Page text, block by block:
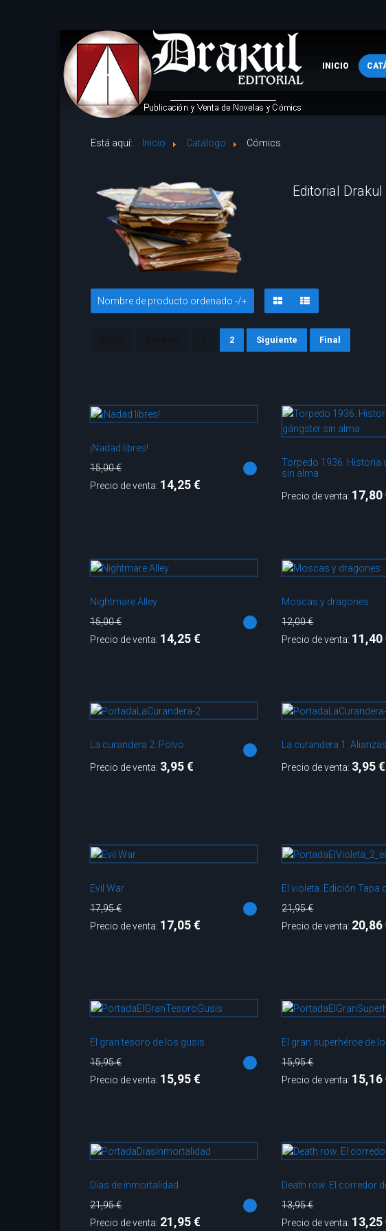
INICIO
Está aquí: Inicio Catálogo Cómics
Editorial Drakul
Nombre de producto ordenado -/+
2 Siguiente Final
¡Nadad libres!
15,00 €
Precio de venta: 14,25 €
Torpedo 1936. Historia
sin alma
Precio de venta: 17,80
Nightmare Alley
15,00 €
Precio de venta: 14,25 €
Moscas y dragones
12,00 €
Precio de venta: 11,40
La curandera 2. Polvo
Precio de venta: 3,95 €
La curandera 1. Alianzas
Precio de venta: 3,95 €
Evil War
17,95 €
Precio de venta: 17,05 €
El violeta. Edición Tapa
21,95 €
Precio de venta: 20,86
El gran tesoro de los gusis
15,95 €
Precio de venta: 15,95 €
El gran superhéroe de
15,95 €
Precio de venta: 15,16
Días de inmortalidad
21,95 €
Precio de venta: 21,95 €
Death row. El corredor
13,95 €
Precio de venta: 13,25